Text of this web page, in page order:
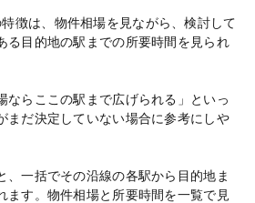
特徴は、物件相場を見ながら、検討して
る目的地の駅までの所要時間を見られ
ならここの駅まで広げられる」といっ
まだ決定していない場合に参考にしや
、一括でその沿線の各駅から目的地ま
ます。物件相場と所要時間を一覧で見